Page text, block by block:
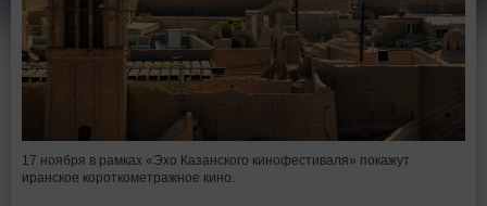
17 ноября в рамках «Эхо Казанского кинофестиваля» покажут
иранское короткометражное кино.